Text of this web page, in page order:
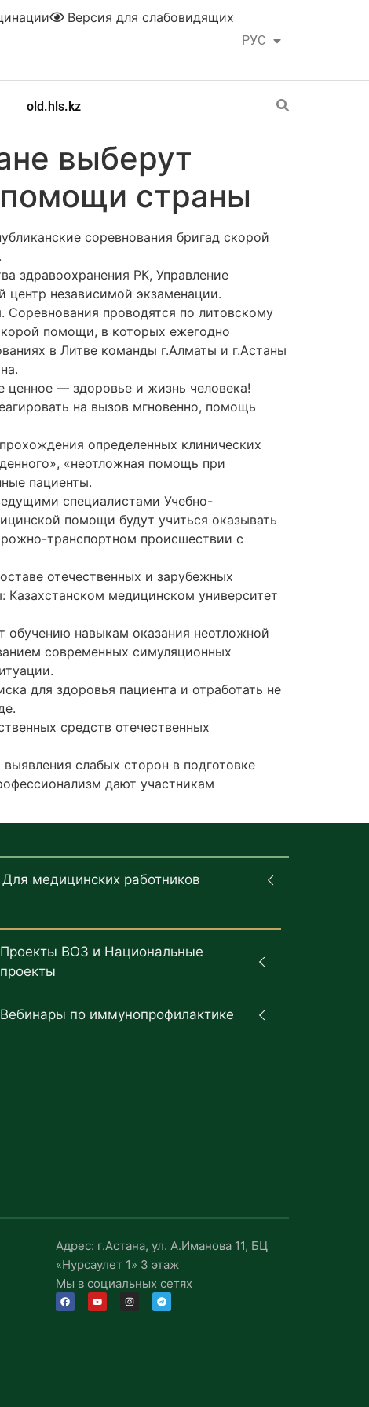
РУС
ҚАЗ
Версия для слабовидящих
old.hls.kz
выберут
страны
соревнования бригад скорой
здравоохранения РК, Управление
центр независимой экзаменации.
проводятся по литовскому
помощи, в которых ежегодно
в Литве команды г.Алматы и г.Астаны
— здоровье и жизнь человека!
на вызов мгновенно, помощь
определенных клинических
«неотложная помощь при
пациенты.
специалистами Учебно-
помощи будут учиться оказывать
транспортном происшествии с
отечественных и зарубежных
Казахстанском медицинском университет
обучению навыкам оказания неотложной
современных симуляционных
для здоровья пациента и отработать не
средств отечественных
слабых сторон в подготовке
дают участникам
Для медицинских работников
Проекты ВОЗ и Национальные
проекты
Вебинары по иммунопрофилактике
Адрес: г.Астана, ул. А.Иманова 11, БЦ
«Нурсаулет 1» 3 этаж
Мы в социальных сетях